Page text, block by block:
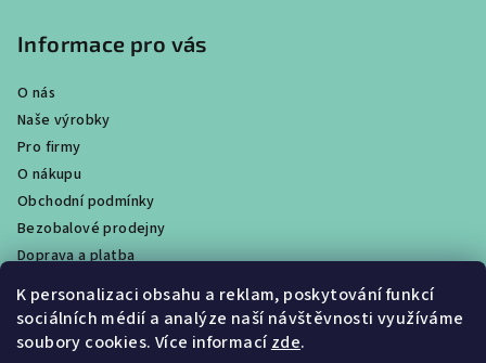
K personalizaci obsahu a reklam, poskytování funkcí
sociálních médií a analýze naší návštěvnosti využíváme
soubory cookies. Více informacízde.
Informace pro vás
O nás
Naše výrobky
Pro firmy
O nákupu
Obchodní podmínky
Bezobalové prodejny
Doprava a platba
Ochrana osobních údajů / GDPR
Věrnostní program
Obchody